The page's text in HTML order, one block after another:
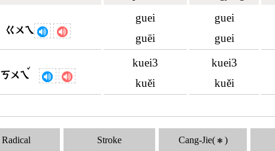
ㄍㄨㄟ
guei
guēi
guei
guei
ㄎㄨㄟ
ˇ
kuei3
kuěi
kuei3
kuěi
Radical Stroke Cang-Jie( ✱ )